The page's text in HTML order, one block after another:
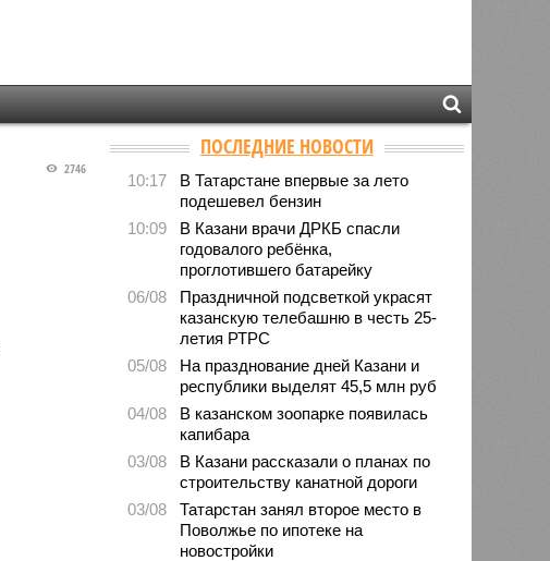
2746
ПОСЛЕДНИЕ НОВОСТИ
10:17
В Татарстане впервые за лето
подешевел бензин
10:09
В Казани врачи ДРКБ спасли
годовалого ребёнка,
проглотившего батарейку
06/08
Праздничной подсветкой украсят
казанскую телебашню в честь 25-
летия РТРС
05/08
На празднование дней Казани и
республики выделят 45,5 млн руб
04/08
В казанском зоопарке появилась
капибара
03/08
В Казани рассказали о планах по
строительству канатной дороги
03/08
Татарстан занял второе место в
Поволжье по ипотеке на
новостройки